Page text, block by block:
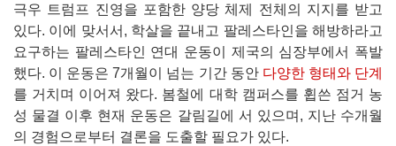
극우 트럼프 진영을 포함한 양당 체제 전체의 지지를 받고
있다. 이에 맞서서, 학살을 끝내고 팔레스타인을 해방하라고
요구하는 팔레스타인 연대 운동이 제국의 심장부에서 폭발
했다. 이 운동은 7개월이 넘는 기간 동안다양한 형태와 단계
를 거치며 이어져 왔다. 봄철에 대학 캠퍼스를 휩쓴 점거 농
성 물결 이후 현재 운동은 갈림길에 서 있으며, 지난 수개월
의 경험으로부터 결론을 도출할 필요가 있다.